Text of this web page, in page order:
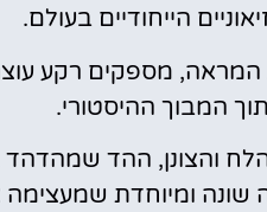
המראה, מספקים רקע
המבוך ההיסטורי.
הלח והצונן, ההד
שונה ומיוחדת שמעצימה